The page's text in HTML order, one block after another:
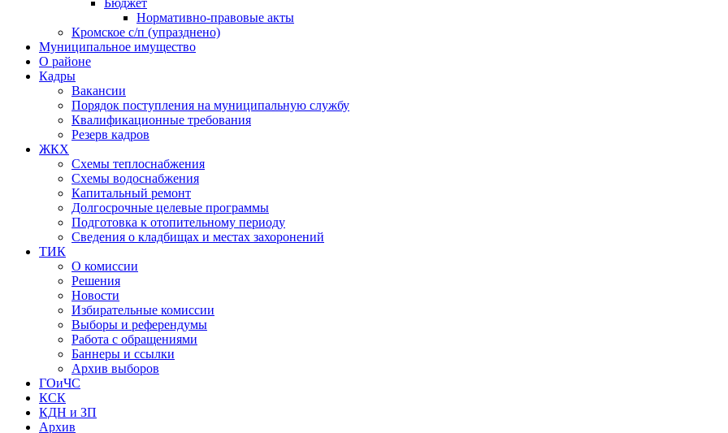
Бюджет
Нормативно-правовые акты
Кромское с/п (упразднено)
Муниципальное имущество
О районе
Кадры
Вакансии
Порядок поступления на муниципальную службу
Квалификационные требования
Резерв кадров
ЖКХ
Схемы теплоснабжения
Схемы водоснабжения
Капитальный ремонт
Долгосрочные целевые программы
Подготовка к отопительному периоду
Сведения о кладбищах и местах захоронений
ТИК
О комиссии
Решения
Новости
Избирательные комиссии
Выборы и референдумы
Работа с обращениями
Баннеры и ссылки
Архив выборов
ГОиЧС
КСК
КДН и ЗП
Архив